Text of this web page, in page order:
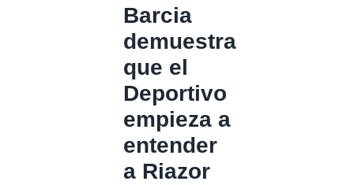
Barcia
demuestra
que el
Deportivo
empieza a
entender
a Riazor